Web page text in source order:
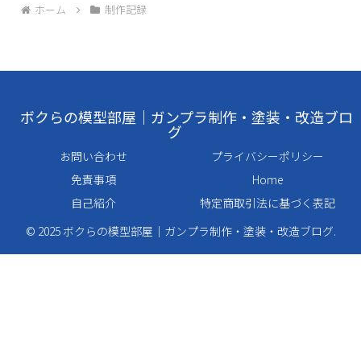
ホーム 制作記録
ボクらの模型部屋｜ガンプラ制作・塗装・改造ブロ
グ
お問い合わせ
プライバシーポリシー
免責事項
Home
自己紹介
特定商取引法に基づく表記
© 2025 ボクらの模型部屋｜ガンプラ制作・塗装・改造ブログ.